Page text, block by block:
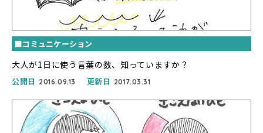
■コミュニケーション
大人が1日に使う言葉の数、知っていますか？
公開日 2016.09.13 更新日 2017.03.31